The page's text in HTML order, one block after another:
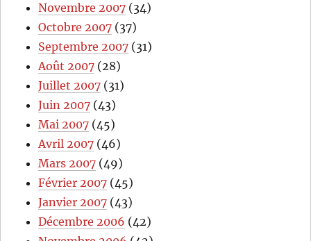
Novembre 2007 (34)
Octobre 2007 (37)
Septembre 2007 (31)
Août 2007 (28)
Juillet 2007 (31)
Juin 2007 (43)
Mai 2007 (45)
Avril 2007 (46)
Mars 2007 (49)
Février 2007 (45)
Janvier 2007 (43)
Décembre 2006 (42)